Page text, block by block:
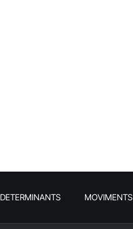
DETERMINANTS MOVIMENTS